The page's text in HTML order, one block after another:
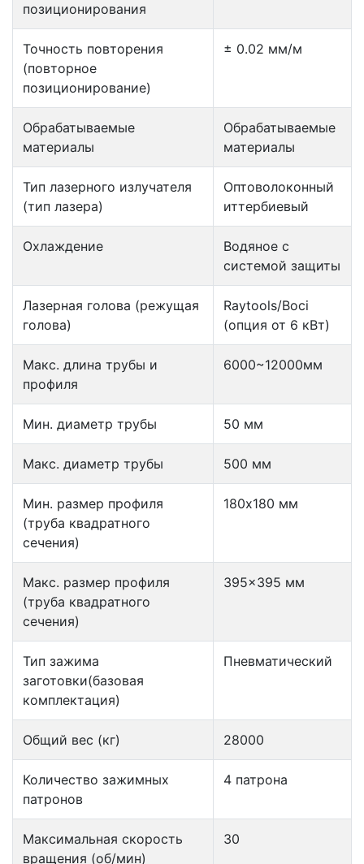
позиционирования
Точность повторения
(повторное
позиционирование)
± 0.02 мм/м
Обрабатываемые
материалы
Обрабатываемые
материалы
Тип лазерного излучателя
(тип лазера)
Оптоволоконный
иттербиевый
Охлаждение
Водяное с
системой защиты
Лазерная голова (режущая
голова)
Raytools/Boci
(опция от 6 кВт)
Макс. длина трубы и
профиля
6000~12000мм
Мин. диаметр трубы 50 мм
Макс. диаметр трубы 500 мм
Мин. размер профиля
(труба квадратного
сечения)
180х180 мм
Макс. размер профиля
(труба квадратного
сечения)
395×395 мм
Тип зажима
заготовки(базовая
комплектация)
Пневматический
Общий вес (кг) 28000
Количество зажимных
патронов
4 патрона
Максимальная скорость
вращения (об/мин)
30